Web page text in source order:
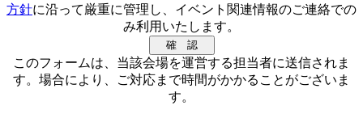
方針に沿って厳重に管理し、イベント関連情報のご連絡での
み利用いたします。
このフォームは、当該会場を運営する担当者に送信されま
す。場合により、ご対応まで時間がかかることがございま
す。